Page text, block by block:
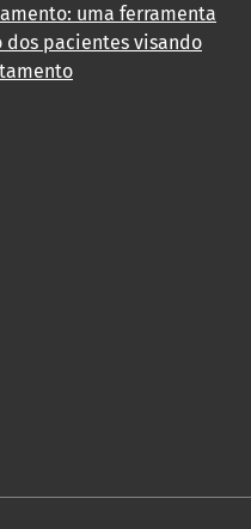
uma ferramenta
pacientes visando